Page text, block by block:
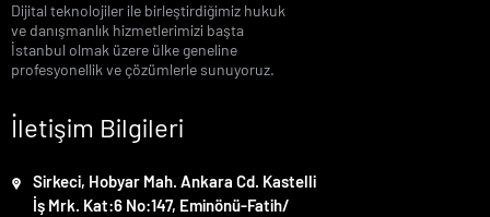
Dijital teknolojiler ile birleştirdiğimiz hukuk
ve danışmanlık hizmetlerimizi başta
İstanbul olmak üzere ülke geneline
profesyonellik ve çözümlerle sunuyoruz.
İletişim Bilgileri
Sirkeci, Hobyar Mah. Ankara Cd. Kastelli
İş Mrk. Kat:6 No:147, Eminönü-Fatih/